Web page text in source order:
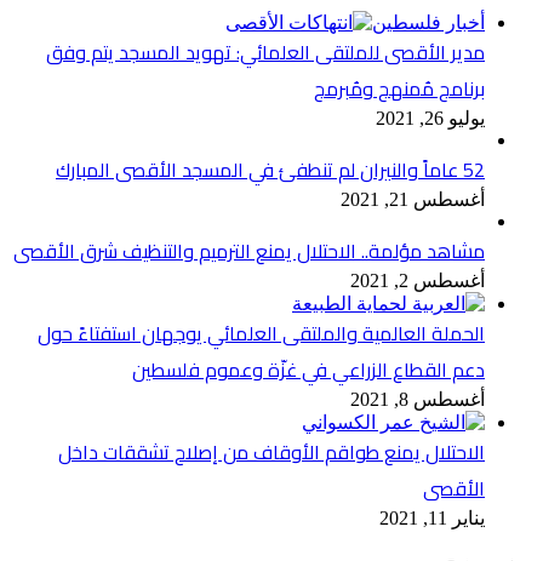
أخبار فلسطين
مدير الأقصى للملتقى العلمائي: تهويد المسجد يتم وفق
برنامج مُمنهج ومُبرمج
يوليو 26, 2021
52 عاماً والنيران لم تنطفئ في المسجد الأقصى المبارك
أغسطس 21, 2021
مشاهد مؤلمة.. الاحتلال يمنع الترميم والتنظيف شرق الأقصى
أغسطس 2, 2021
الحملة العالمية والملتقى العلمائي يوجهان استفتاءً حول
دعم القطاع الزراعي في غزّة وعموم فلسطين
أغسطس 8, 2021
الاحتلال يمنع طواقم الأوقاف من إصلاح تشققات داخل
الأقصى
يناير 11, 2021